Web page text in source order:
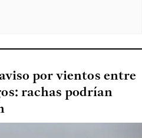
por vientos entre
rachas podrían